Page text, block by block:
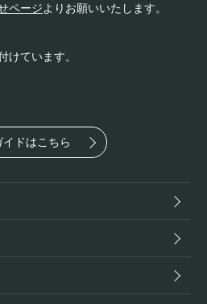
ページよりお願いいたします。
けています。
イドはこちら